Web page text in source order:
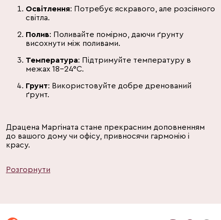
Освітлення: Потребує яскравого, але розсіяного
світла.
Полив: Поливайте помірно, даючи ґрунту
висохнути між поливами.
Температура: Підтримуйте температуру в
межах 18-24°C.
Грунт: Використовуйте добре дренований
ґрунт.
Драцена Маргіната стане прекрасним доповненням
до вашого дому чи офісу, привносячи гармонію і
красу.
Розгорнути